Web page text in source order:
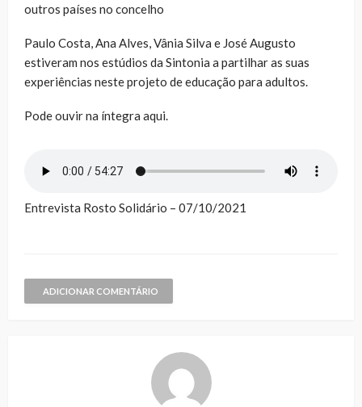
outros países no concelho
Paulo Costa, Ana Alves, Vânia Silva e José Augusto
estiveram nos estúdios da Sintonia a partilhar as suas
experiências neste projeto de educação para adultos.
Pode ouvir na íntegra aqui.
Entrevista Rosto Solidário – 07/10/2021
ADICIONAR COMENTÁRIO